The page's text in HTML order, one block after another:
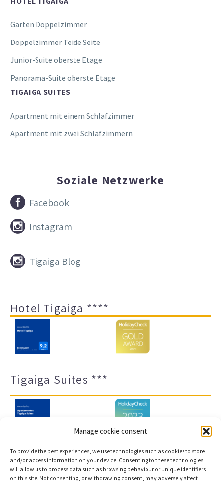
Manage cookie consent
To provide the best experiences, we use technologies such as cookies to store
and/or access information on your device. Consenting to these technologies
will allow us to process data such as browsing behaviour or unique identifiers
on this site. Not consenting, or withdrawing consent, may adversely affect
Garten Doppelzimmer
Doppelzimmer Teide Seite
Junior-Suite oberste Etage
Panorama-Suite oberste Etage
TIGAIGA SUITES
Apartment mit einem Schlafzimmer
Apartment mit zwei Schlafzimmern
Soziale Netzwerke

 Facebook

 Instagram

 Tigaiga Blog
Hotel Tigaiga ****
Tigaiga Suites ***
Impressum und Datenschutz Transparenz-Portal